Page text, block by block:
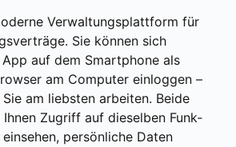
Ver­wal­tungs­platt­form für
Sie kön­nen sich
auf dem Smart­phone als
am Com­pu­ter ein­log­gen –
am liebs­ten arbei­ten. Bei­de
Ihnen Zugriff auf die­sel­ben Funk­
per­sön­li­che Daten